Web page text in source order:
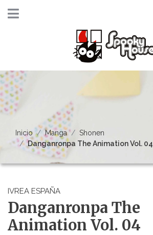
Inicio Manga
Shonen
Danganronpa The Animation Vol. 04
IVREA ESPAÑA
Danganronpa The
Animation Vol. 04